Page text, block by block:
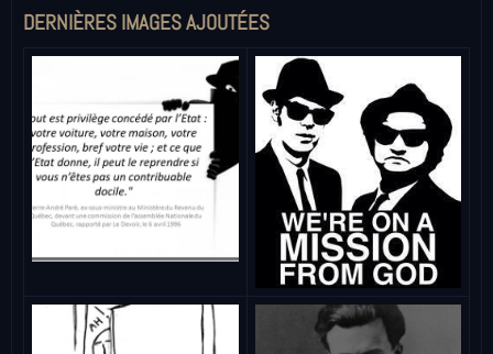
DERNIÈRES IMAGES AJOUTÉES